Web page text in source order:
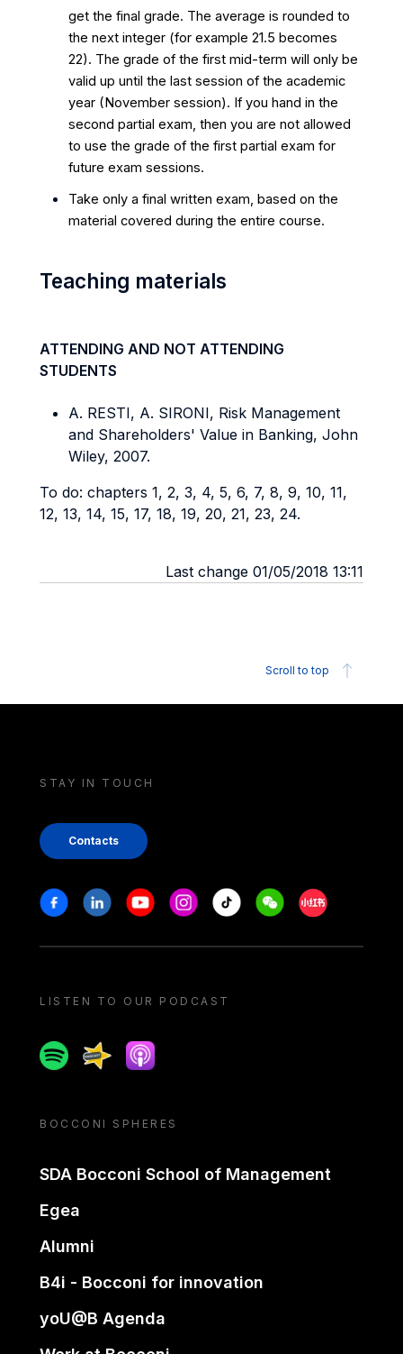
get the final grade. The average is rounded to
the next integer (for example 21.5 becomes
22). The grade of the first mid-term will only be
valid up until the last session of the academic
year (November session). If you hand in the
second partial exam, then you are not allowed
to use the grade of the first partial exam for
future exam sessions.
Take only a final written exam, based on the
material covered during the entire course.
Teaching materials
ATTENDING AND NOT ATTENDING
STUDENTS
A. RESTI, A. SIRONI, Risk Management
and Shareholders' Value in Banking, John
Wiley, 2007.
To do: chapters 1, 2, 3, 4, 5, 6, 7, 8, 9, 10, 11,
12, 13, 14, 15, 17, 18, 19, 20, 21, 23, 24.
Last change 01/05/2018 13:11
Scroll to top
STAY IN TOUCH
Contacts
Stay in touch
FacebookLinkedinYoutubeInstagram
Tiktok WeechatXiaohongshu/
LISTEN TO OUR PODCAST
SpotifySpreakerApple podcast
BOCCONI SPHERES
SDA Bocconi School of Management
Egea
Alumni
B4i - Bocconi for innovation
yoU@B Agenda